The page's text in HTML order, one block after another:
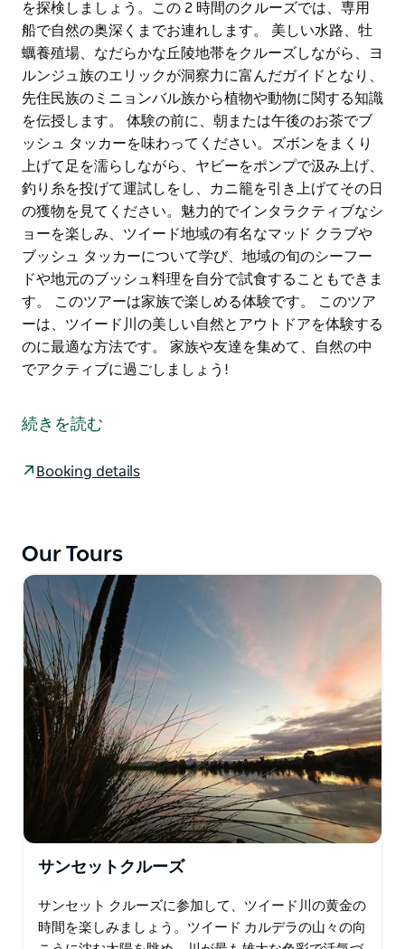
を探検しましょう。この 2 時間のクルーズでは、専用
船で自然の奥深くまでお連れします。 美しい水路、牡
蠣養殖場、なだらかな丘陵地帯をクルーズしながら、ヨ
ルンジュ族のエリックが洞察力に富んだガイドとなり、
先住民族のミニョンバル族から植物や動物に関する知識
を伝授します。 体験の前に、朝または午後のお茶でブ
ッシュ タッカーを味わってください。ズボンをまくり
上げて足を濡らしながら、ヤビーをポンプで汲み上げ、
釣り糸を投げて運試しをし、カニ籠を引き上げてその日
の獲物を見てください。魅力的でインタラクティブなシ
ョーを楽しみ、ツイード地域の有名なマッド クラブや
ブッシュ タッカーについて学び、地域の旬のシーフー
ドや地元のブッシュ料理を自分で試食することもできま
す。 このツアーは家族で楽しめる体験です。 このツア
ーは、ツイード川の美しい自然とアウトドアを体験する
のに最適な方法です。 家族や友達を集めて、自然の中
でアクティブに過ごしましょう!
を探検しましょう。この 2 時間のクルーズでは、専用
船で自然の奥深くまでお連れします。
美しい水路、牡蠣養殖場、なだらかな丘陵地帯をクルー
を味わってください。ズボンをまくり上げて足を濡らし
ながら、ヤビーをポンプで汲み上げ、釣り糸を投げて運
試しをし、カニ籠を引き上げてその日の獲物を見てくだ
さい。魅力的でインタラクティブなショーを楽しみ、ツ
イード地域の有名なマッド クラブやブッシュ タッカー
について学び、地域の旬のシーフードや地元のブッシュ
料理を自分で試食することもできます。
このツアーは家族で楽しめる体験です。
このツアーは、ツイード川の美しい自然とアウトドアを
体験するのに最適な方法です。
家族や友達を集めて、自然の中でアクティブに過ごしま
しょう!
続きを読む
Booking details
Our Tours
サンセットクルーズ
サンセット クルーズに参加して、ツイード川の黄金の
時間を楽しみましょう。ツイード カルデラの山々の向